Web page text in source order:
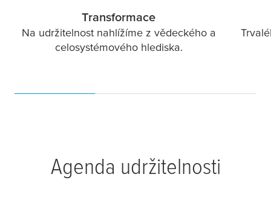
Transformace
Na udržitelnost nahlížíme z vědeckého a
celosystémového hlediska.
Agenda udržitelnosti